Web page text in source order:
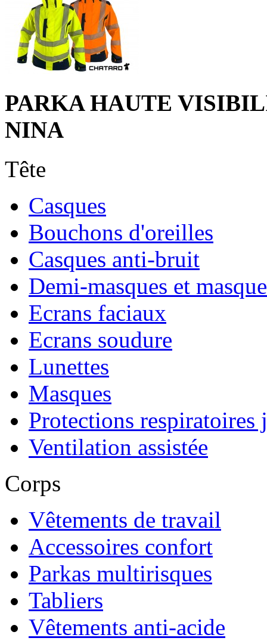
PARKA HAUTE
NINA
Tête
Casques
Bouchons d'oreilles
Casques anti-bruit
Demi-masques et
Ecrans faciaux
Ecrans soudure
Lunettes
Masques
Protections respiratoires
Ventilation assistée
Corps
Vêtements de travail
Accessoires confort
Parkas multirisques
Tabliers
Vêtements anti-acide